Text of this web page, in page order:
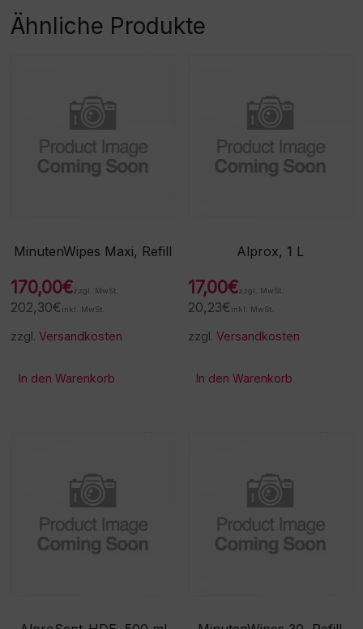
Ähnliche Produkte
MinutenWipes Maxi, Refill
170,00€zzgl. MwSt.
202,30€ inkl. MwSt.
zzgl.Versandkosten
In den Warenkorb
Alprox, 1 L
17,00€zzgl. MwSt.
20,23€ inkl. MwSt.
zzgl.Versandkosten
In den Warenkorb